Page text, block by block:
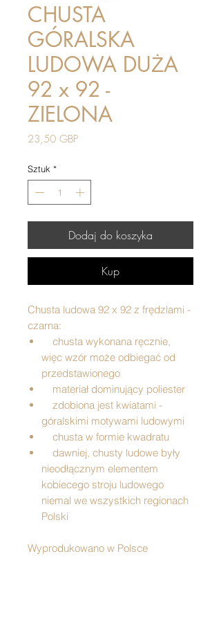
CHUSTA
GÓRALSKA
LUDOWA DUŻA
92 x 92 -
ZIELONA
23,50 GBPCena
Sztuk *
Dodaj do koszyka
Kup
Chusta ludowa 92 x 92 z frędzlami -
czarna:
chusta wykonana ręcznie,
więc wzór może odbiegać od
przedstawionego
materiał dominujący poliester
zdobiona jest kwiatami -
góralskimi motywami ludowymi
chusta w formie kwadratu
dawniej, chusty ludowe były
nieodłącznym elementem
kobiecego stroju ludowego
niemal we wszystkich regionach
Polski
Wyprodukowano w Polsce